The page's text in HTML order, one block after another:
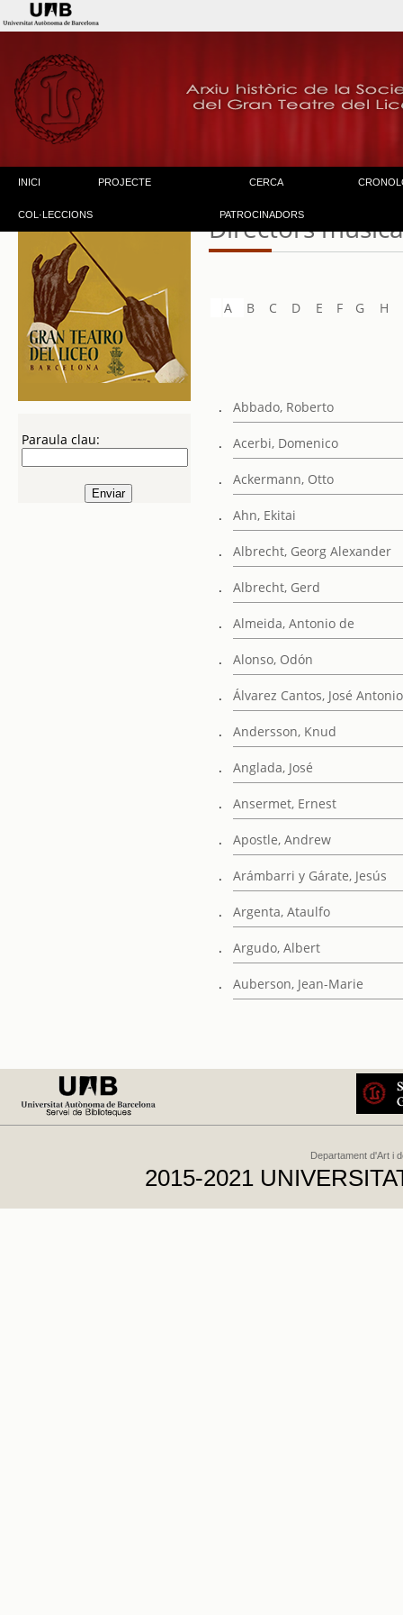
INICI PROJECTE CERCA
COL·LECCIONS PATROCINADORS
Paraula clau:
Directors
A B C D E F G H
. Abbado, Roberto
. Acerbi, Domenico
. Ackermann, Otto
. Ahn, Ekitai
. Albrecht, Georg Alexander
. Albrecht, Gerd
. Almeida, Antonio de
. Alonso, Odón
. Álvarez Cantos, José Antonio
. Andersson, Knud
. Anglada, José
. Ansermet, Ernest
. Apostle, Andrew
. Arámbarri y Gárate, Jesús
. Argenta, Ataulfo
. Argudo, Albert
. Auberson, Jean-Marie
Departament d'Art i
2015-2021